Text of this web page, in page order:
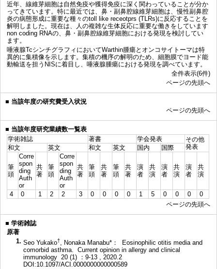
近年、線維芽細胞は自然免疫や獲得免疫に深く関わっていることが分か
ってきています。特に最近では、鼻・副鼻腔線維芽細胞は、慢性副鼻腔
炎の病態形成に重要な種々のtoll like receotprs (TLRs)に反応することを
解明しました。現在は、人の複雑な生体反応に重要な働きをしています
non coding RNAの、鼻・副鼻腔線維芽細胞における発現を検討してい
ます。
唾液腺TcシンチグラフィにおいてWarthin腫瘍とオンコサイトーマは特
異的に集積像を示します。集積の機序の解明のため、細胞膜でヨード能
動輸送を担うNISに着目し、唾液腺腫瘍における発現を調べています。
全件表示(6件)
ページの先頭へ
■ 当該年度の研究費受入状況
ページの先頭へ
■ 当該年度研究業績数一覧表
学術雑誌
著書 学会発表
その他
発表
和文 英文 和文 英文 国内 国際
筆
頭
Corre
spon
ding
Auth
or
共
著
筆
頭
Corre
spon
ding
Auth
or
共
著
筆
頭
共
著
筆
頭
共
著
演
者
共
演
演
者
共
演
演
者
共
演
4 0 1 2 2 3 0 0 0 0 1 5 0 0 0
0
ページの先頭へ
■ 学術雑誌
原著
1. Seo Yukako†, Nonaka Manabu*： Eosinophilic otitis media and
comorbid asthma. Current opinion in allergy and clinical
immunology 20 (1) ：9-13 , 2020.2
DOI:10.1097/ACI.0000000000000589